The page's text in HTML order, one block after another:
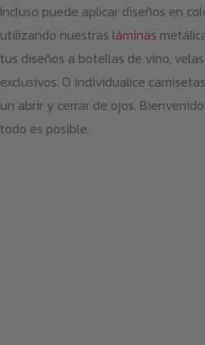
Incluso puede aplicar diseños en
utilizando nuestras láminas
tus diseños a botellas de vino,
exclusivos. O individualice
un abrir y cerrar de ojos.
todo es posible.